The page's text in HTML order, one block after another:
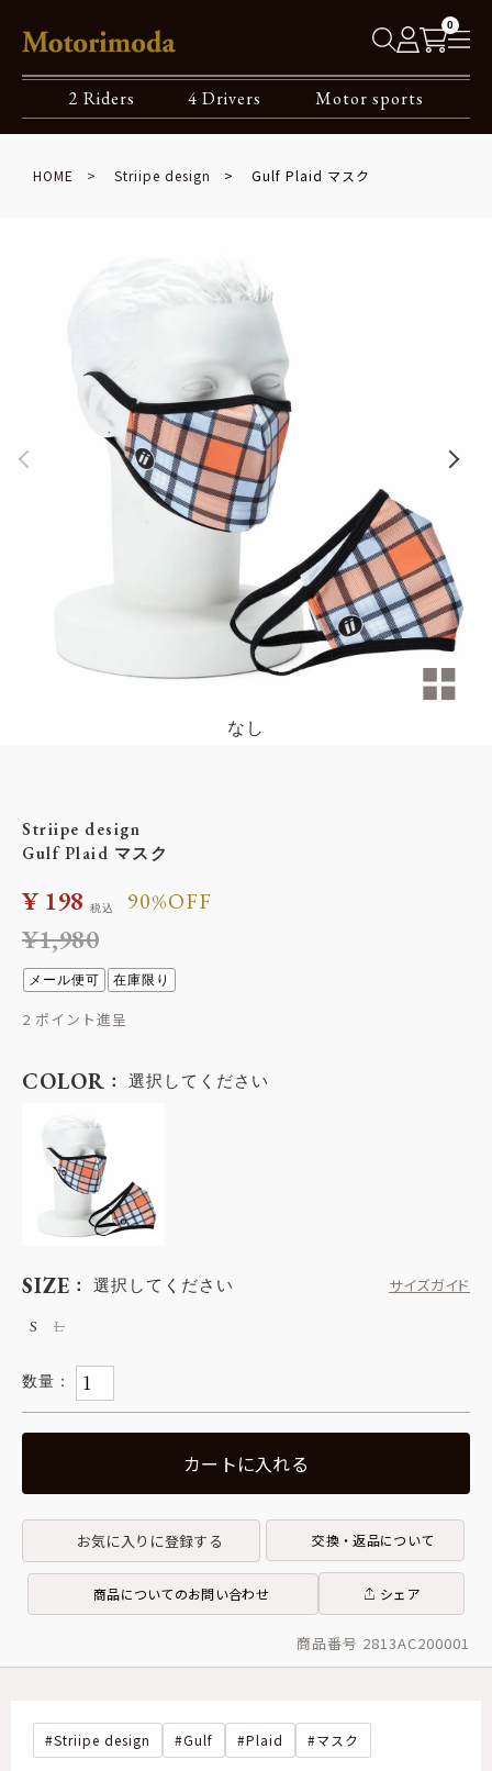
0
2 Riders 4 Drivers Motor sports
HOME Striipe design Gulf Plaid マスク
なし
Striipe design
Gulf Plaid マスク
¥1,980
90%OFF
¥ 198 税込
メール便可 在庫限り
2
SIZE 選択してください
サイズガイド
S
L
COLOR 選択してください
カートに入れる
お気に入りに登録する 交換・返品について
商品についてのお問い合わせ シェア
商品番号 2813AC200001
Striipe design Gulf Plaid マスク